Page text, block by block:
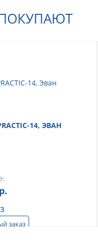
14, ЭВАН
р.
заказ